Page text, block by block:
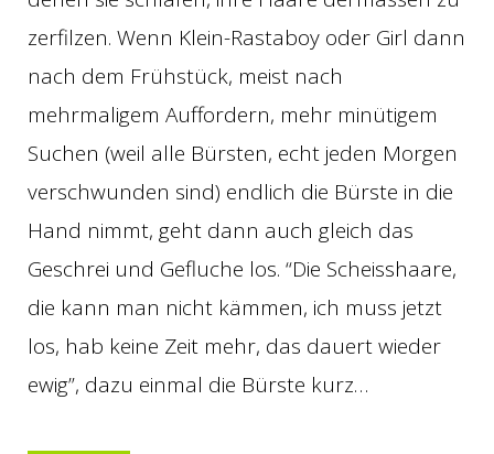
zerfilzen. Wenn Klein-Rastaboy oder Girl dann
nach dem Frühstück, meist nach
mehrmaligem Auffordern, mehr minütigem
Suchen (weil alle Bürsten, echt jeden Morgen
verschwunden sind) endlich die Bürste in die
Hand nimmt, geht dann auch gleich das
Geschrei und Gefluche los. “Die Scheisshaare,
die kann man nicht kämmen, ich muss jetzt
los, hab keine Zeit mehr, das dauert wieder
ewig”, dazu einmal die Bürste kurz…